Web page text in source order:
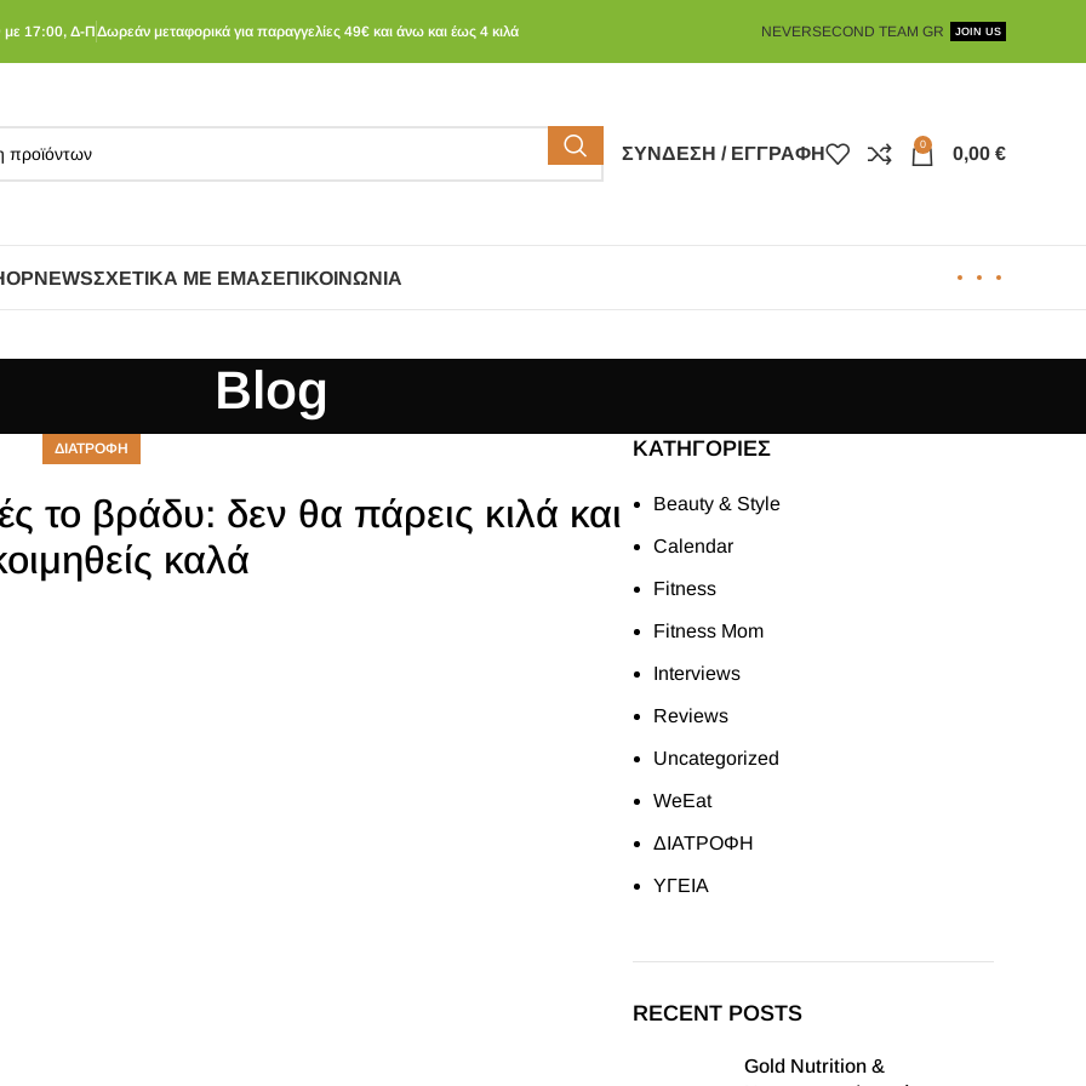
με 17:00, Δ-ΠΔωρεάν μεταφορικά για παραγγελίες 49€ και άνω και έως 4 κιλά NEVERSECOND TEAM GR JOIN US
ΣΎΝΔΕΣΗ / ΕΓΓΡΑΦΉ 0 0,00 €
NEWSΣΧΕΤΙΚΆ ΜΕ ΕΜΆΣΕΠΙΚΟΙΝΩΝΊΑ
Blog
ΔΙΑΤΡΟΦΗ
το βράδυ: δεν θα πάρεις κιλά και
καλά
KΑΤΗΓΟΡΊΕΣ
Beauty & Style
Calendar
Fitness
Fitness Mom
Interviews
Reviews
Uncategorized
WeEat
ΔΙΑΤΡΟΦΗ
ΥΓΕΙΑ
RECENT POSTS
Gold Nutrition &